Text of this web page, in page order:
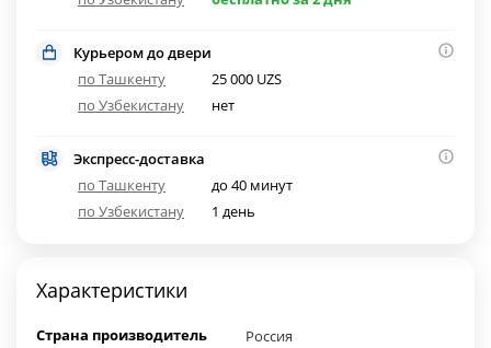
Курьером до двери
по Ташкенту
25 000 UZS
по Узбекистану
нет
Экспресс-доставка
по Ташкенту
до 40 минут
по Узбекистану
1 день
Характеристики
Страна производитель Россия